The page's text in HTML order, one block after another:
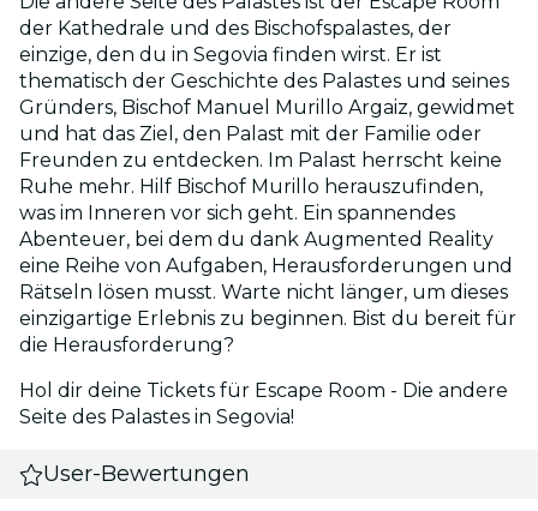
der Kathedrale und des Bischofspalastes, der
einzige, den du in Segovia finden wirst. Er ist
thematisch der Geschichte des Palastes und seines
Gründers, Bischof Manuel Murillo Argaiz, gewidmet
und hat das Ziel, den Palast mit der Familie oder
Freunden zu entdecken. Im Palast herrscht keine
Ruhe mehr. Hilf Bischof Murillo herauszufinden,
was im Inneren vor sich geht. Ein spannendes
Abenteuer, bei dem du dank Augmented Reality
eine Reihe von Aufgaben, Herausforderungen und
Rätseln lösen musst. Warte nicht länger, um dieses
einzigartige Erlebnis zu beginnen. Bist du bereit für
die Herausforderung?
Hol dir deine Tickets für Escape Room - Die andere
Seite des Palastes in Segovia!
User-Bewertungen